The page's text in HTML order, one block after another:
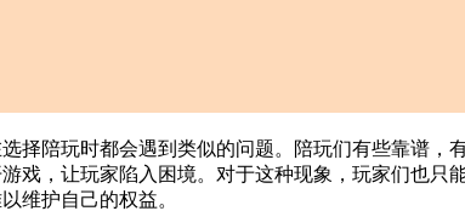
择陪玩时都会遇到类似的问题。陪玩们有些靠谱，
戏，让玩家陷入困境。对于这种现象，玩家们也只
维护自己的权益。